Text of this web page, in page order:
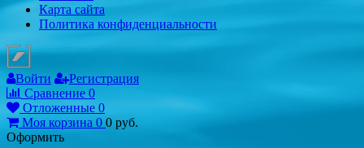
Карта сайта
Политика конфиденциальности
Войти
Регистрация
Сравнение 0
Отложенные 0
Моя корзина 0 0 руб.
Оформить